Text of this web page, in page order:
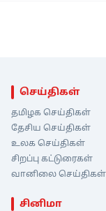
செய்திகள்
தமிழக செய்திகள்
தேசிய செய்திகள்
உலக செய்திகள்
சிறப்பு கட்டுரைகள்
வானிலை செய்திகள்
சினிமா